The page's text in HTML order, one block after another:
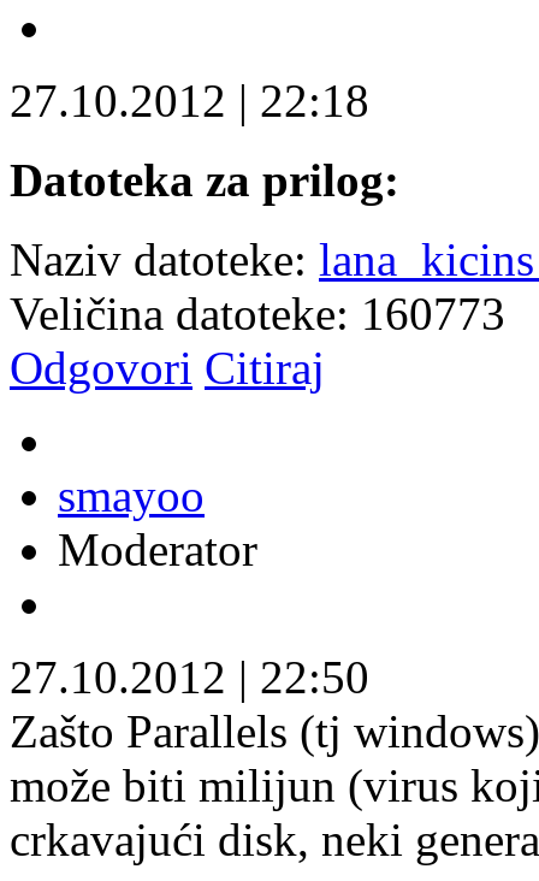
27.10.2012 | 22:18
Datoteka za prilog:
Naziv datoteke:
Veličina datoteke: 160773
Odgovori Citiraj
smayoo
Moderator
27.10.2012 | 22:50
Zašto Parallels (tj
može biti milijun (virus
crkavajući disk, neki